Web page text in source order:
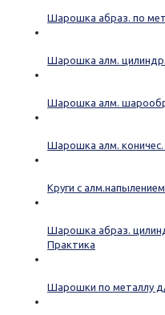
Шарошка абраз. по
Шарошка алм.
Шарошка алм.
Шарошка алм.
Круги с
Шарошка абраз.
Практика
Шарошки по металлу